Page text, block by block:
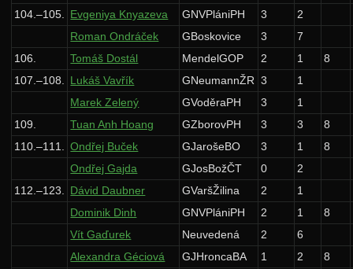
104.–105. Evgeniya Knyazeva GNVPlániPH 3
2
Roman Ondráček
GBoskovice 3
7
106.
Tomáš Dostál MendelGOP 2 1
8
107.–108. Lukáš Vavřík GNeumannŽR 3
1
Marek Zelený
GVoděraPH 3
1
109.
Tuan Anh Hoang GZborovPH 3 3
8
110.–111. Ondřej Buček GJarošeBO 3 1
8
Ondřej Gajda
GJosBožČT 0
2
112.–123. Dávid Daubner GVaršŽilina 2
1
Dominik Dinh
GNVPlániPH 2 1
8
Vít Gaďurek
Neuvedená 2
6
Alexandra Géciová
GJHroncaBA 1 2
8